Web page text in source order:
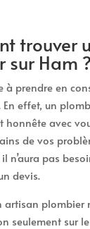
trouver
sur Ham ?
à prendre en
En effet, un
honnête avec
de vos
n’aura pas
devis.
artisan
seulement sur